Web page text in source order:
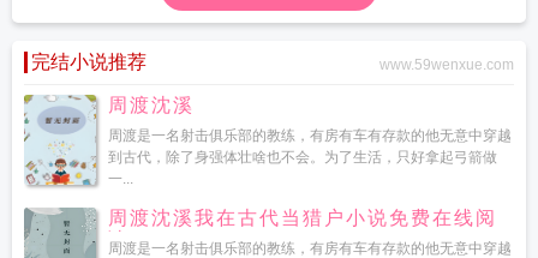
完结小说推荐 www.59wenxue.com
周渡沈溪
周渡是一名射击俱乐部的教练，有房有车有存款的他无意中穿越
到古代，除了身强体壮啥也不会。为了生活，只好拿起弓箭做
一...
周渡沈溪我在古代当猎户小说免费在线阅
读
周渡是一名射击俱乐部的教练，有房有车有存款的他无意中穿越